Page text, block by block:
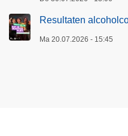
Resultaten
Ma 20.07.2026 - 15:45